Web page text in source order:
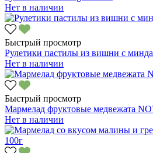
Нет в наличии
Быстрый просмотр
Рулетики пастилы из вишни с
Нет в наличии
Быстрый просмотр
Мармелад фруктовые медвежата
Нет в наличии